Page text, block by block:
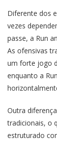
Diferente dos
vezes
passe, a Run
As ofensivas
um forte jogo
enquanto a
Outra
tradicionais, o
estruturado